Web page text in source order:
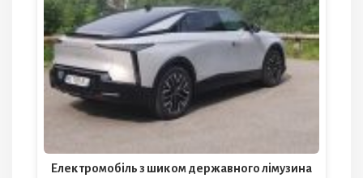
Електромобіль з шиком державного лімузина